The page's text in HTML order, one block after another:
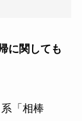
に関しても
「相棒